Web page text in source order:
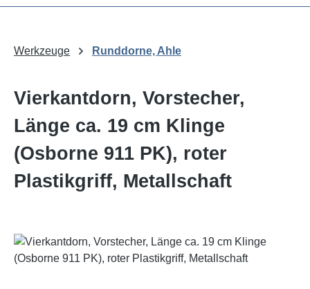
Werkzeuge Runddorne, Ahle
Vierkantdorn, Vorstecher,
Länge ca. 19 cm Klinge
(Osborne 911 PK), roter
Plastikgriff, Metallschaft
Bildergalerie überspringen